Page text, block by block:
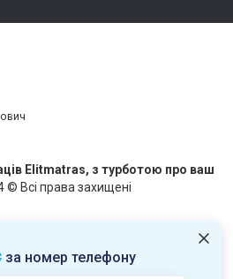
за номер телефону
Elitmatras, з турботою про ваш
© Всі права захищені